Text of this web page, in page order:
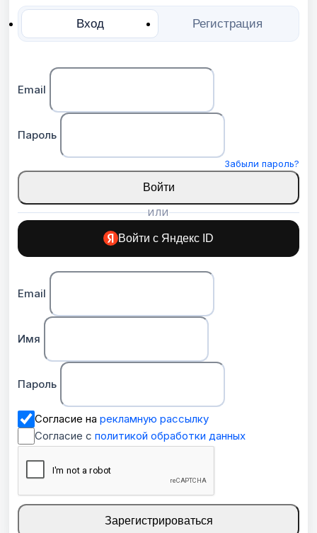
Вход Регистрация
Email
Пароль
Забыли пароль?
Войти
ИЛИ
Войти с Яндекс ID
Email
Имя
Пароль
Согласие на рекламную рассылку
Согласие с политикой обработки данных
Зарегистрироваться